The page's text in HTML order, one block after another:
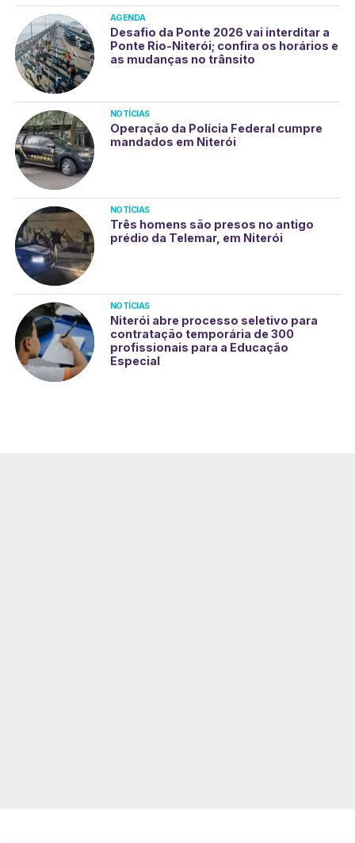
AGENDA
Desafio da Ponte 2026 vai interditar a
Ponte Rio-Niterói; confira os horários e
as mudanças no trânsito
NOTÍCIAS
Operação da Polícia Federal cumpre
mandados em Niterói
NOTÍCIAS
Três homens são presos no antigo
prédio da Telemar, em Niterói
NOTÍCIAS
Niterói abre processo seletivo para
contratação temporária de 300
profissionais para a Educação
Especial